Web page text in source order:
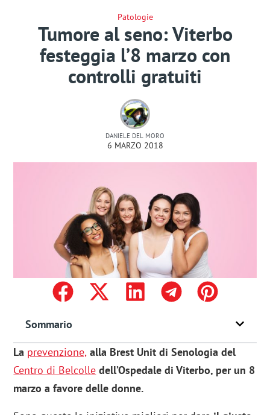
Patologie
Tumore al seno: Viterbo
festeggia l’8 marzo con
controlli gratuiti
DANIELE DEL MORO
6 MARZO 2018
Sommario
La prevenzione, alla Brest Unit di Senologia del
Centro di Belcolle dell’Ospedale di Viterbo, per un 8
marzo a favore delle donne.